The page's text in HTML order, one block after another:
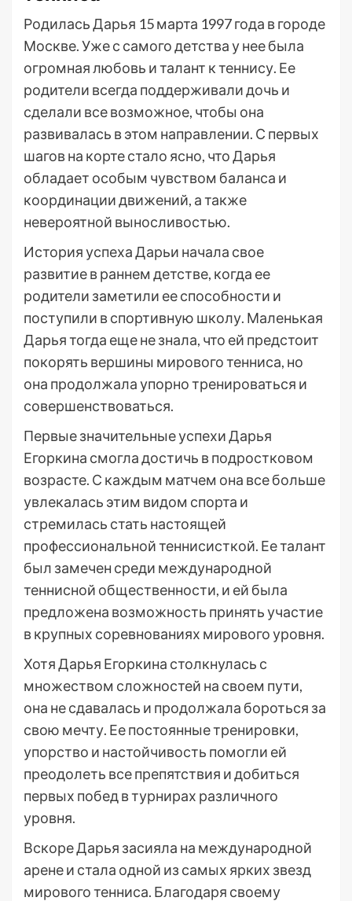
Родилась Дарья 15 марта 1997 года в городе
Москве. Уже с самого детства у нее была
огромная любовь и талант к теннису. Ее
родители всегда поддерживали дочь и
сделали все возможное, чтобы она
развивалась в этом направлении. С первых
шагов на корте стало ясно, что Дарья
обладает особым чувством баланса и
координации движений, а также
невероятной выносливостью.
История успеха Дарьи начала свое
развитие в раннем детстве, когда ее
родители заметили ее способности и
поступили в спортивную школу. Маленькая
Дарья тогда еще не знала, что ей предстоит
покорять вершины мирового тенниса, но
она продолжала упорно тренироваться и
совершенствоваться.
Первые значительные успехи Дарья
Егоркина смогла достичь в подростковом
возрасте. С каждым матчем она все больше
увлекалась этим видом спорта и
стремилась стать настоящей
профессиональной теннисисткой. Ее талант
был замечен среди международной
теннисной общественности, и ей была
предложена возможность принять участие
в крупных соревнованиях мирового уровня.
Хотя Дарья Егоркина столкнулась с
множеством сложностей на своем пути,
она не сдавалась и продолжала бороться за
свою мечту. Ее постоянные тренировки,
упорство и настойчивость помогли ей
преодолеть все препятствия и добиться
первых побед в турнирах различного
уровня.
Вскоре Дарья засияла на международной
арене и стала одной из самых ярких звезд
мирового тенниса. Благодаря своему